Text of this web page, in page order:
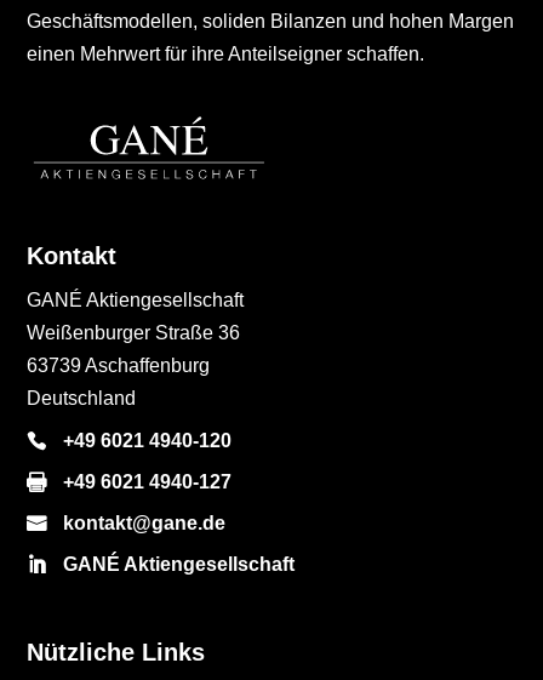
Geschäftsmodellen, soliden Bilanzen und hohen Margen
einen Mehrwert für ihre Anteilseigner schaffen.
Kontakt
GANÉ Aktiengesellschaft
Weißenburger Straße 36
63739 Aschaffenburg
Deutschland
+49 6021 4940-120
+49 6021 4940-127
kontakt@gane.de
GANÉ Aktiengesellschaft
Nützliche Links